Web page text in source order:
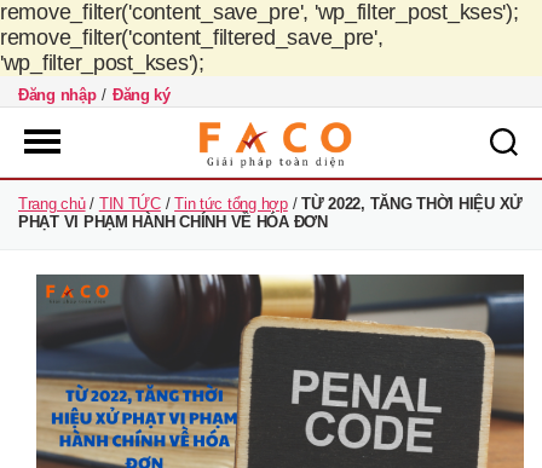
remove_filter('content_save_pre', 'wp_filter_post_kses');
remove_filter('content_filtered_save_pre',
'wp_filter_post_kses');
Đăng nhập / Đăng ký
FACO
Việt
Nam
Trang chủ/ TIN TỨC/Tin tức tổng hợp/ TỪ 2022, TĂNG THỜI HIỆU XỬ
PHẠT VI PHẠM HÀNH CHÍNH VỀ HÓA ĐƠN